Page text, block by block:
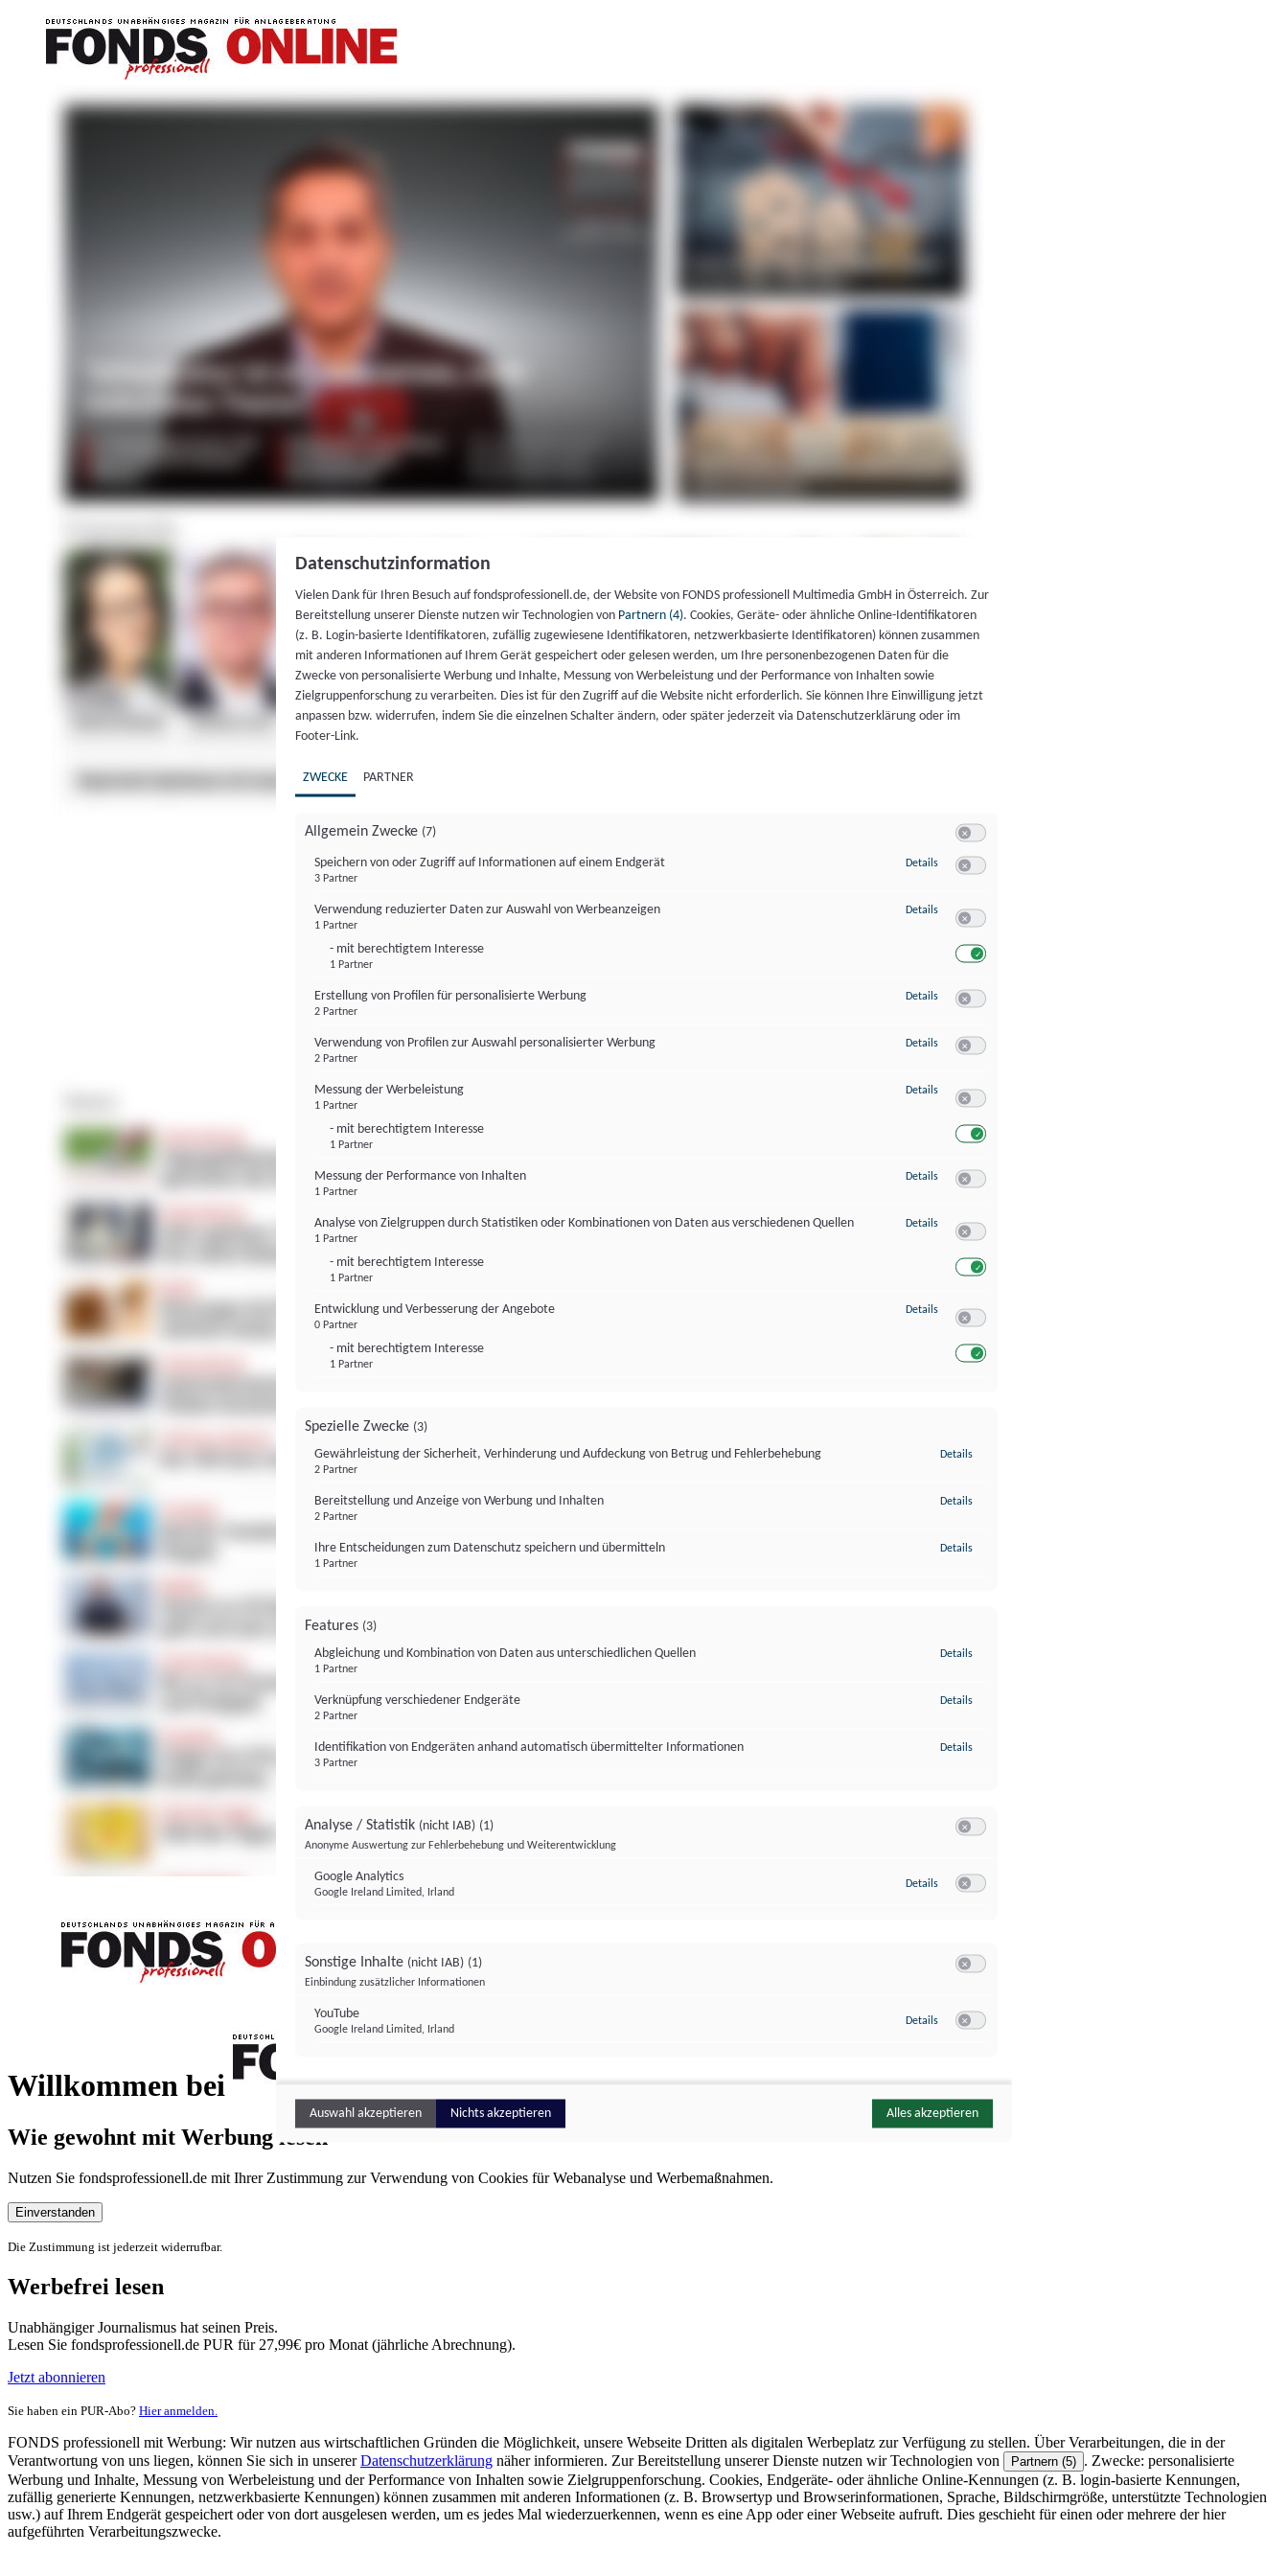
Willkommen bei
FONDS professionell
Wie gewohnt mit Werbung lesen
Nutzen Sie fondsprofessionell.de mit Ihrer Zustimmung zur Verwendung von Cookies für Webanalyse und Werbemaßnahmen.
Einverstanden
Die Zustimmung ist jederzeit widerrufbar.
Werbefrei lesen
Unabhängiger Journalismus hat seinen Preis.
Lesen Sie fondsprofessionell.de PUR für 27,99€ pro Monat (jährliche Abrechnung).
Jetzt abonnieren
Sie haben ein PUR-Abo? Hier anmelden.
FONDS professionell mit Werbung: Wir nutzen aus wirtschaftlichen Gründen die Möglichkeit, unsere Webseite Dritten als digitalen Werbeplatz zur Verfügung zu stellen. Über Verarbeitungen, die in der
Verantwortung von uns liegen, können Sie sich in unsererDatenschutzerklärung näher informieren. Zur Bereitstellung unserer Dienste nutzen wir Technologien von Partnern (5) . Zwecke: personalisierte
Werbung und Inhalte, Messung von Werbeleistung und der Performance von Inhalten sowie Zielgruppenforschung. Cookies, Endgeräte- oder ähnliche Online-Kennungen (z. B. login-basierte Kennungen,
zufällig generierte Kennungen, netzwerkbasierte Kennungen) können zusammen mit anderen Informationen (z. B. Browsertyp und Browserinformationen, Sprache, Bildschirmgröße, unterstützte Technologien
usw.) auf Ihrem Endgerät gespeichert oder von dort ausgelesen werden, um es jedes Mal wiederzuerkennen, wenn es eine App oder einer Webseite aufruft. Dies geschieht für einen oder mehrere der hier
aufgeführten Verarbeitungszwecke.
Datenschutzinformation
Vielen Dank für Ihren Besuch auf fondsprofessionell.de, der Website von FONDS professionell Multimedia GmbH in Österreich. Zur
Bereitstellung unserer Dienste nutzen wir Technologien von Partnern (4). Cookies, Geräte- oder ähnliche Online-Identifikatoren
(z. B. Login-basierte Identifikatoren, zufällig zugewiesene Identifikatoren, netzwerkbasierte Identifikatoren) können zusammen
mit anderen Informationen auf Ihrem Gerät gespeichert oder gelesen werden, um Ihre personenbezogenen Daten für die
Zwecke von personalisierte Werbung und Inhalte, Messung von Werbeleistung und der Performance von Inhalten sowie
Zielgruppenforschung zu verarbeiten. Dies ist für den Zugriff auf die Website nicht erforderlich. Sie können Ihre Einwilligung jetzt
anpassen bzw. widerrufen, indem Sie die einzelnen Schalter ändern, oder später jederzeit via Datenschutzerklärung oder im
Footer-Link.
ZWECKE PARTNER
Allgemein Zwecke (7)
Speichern von oder Zugriff auf Informationen auf einem Endgerät
3 Partner
Details zu Speichern von oder Zugriff auf Informationen auf einem Endgerät
Verwendung reduzierter Daten zur Auswahl von Werbeanzeigen
1 Partner
- mit berechtigtem Interesse
1 Partner
Details zu Verwendung reduzierter Daten zur Auswahl von Werbeanzeigen
Erstellung von Profilen für personalisierte Werbung
2 Partner
Details zu Erstellung von Profilen für personalisierte Werbung
Verwendung von Profilen zur Auswahl personalisierter Werbung
2 Partner
Details zu Verwendung von Profilen zur Auswahl personalisierter Werbung
Messung der Werbeleistung
1 Partner
- mit berechtigtem Interesse
1 Partner
Details zu Messung der Werbeleistung
Messung der Performance von Inhalten
1 Partner
Details zu Messung der Performance von Inhalten
Analyse von Zielgruppen durch Statistiken oder Kombinationen von Daten aus verschiedenen Quellen
1 Partner
- mit berechtigtem Interesse
1 Partner
Details zu Analyse von Zielgruppen durch Statistiken oder Kombinationen von
Entwicklung und Verbesserung der Angebote
0 Partner
- mit berechtigtem Interesse
1 Partner
Details zu Entwicklung und Verbesserung der Angebote
Spezielle Zwecke (3)
Gewährleistung der Sicherheit, Verhinderung und Aufdeckung von Betrug und Fehlerbehebung
2 Partner
Details
Bereitstellung und Anzeige von Werbung und Inhalten
2 Partner
Details
Ihre Entscheidungen zum Datenschutz speichern und übermitteln
1 Partner
Details
Features (3)
Abgleichung und Kombination von Daten aus unterschiedlichen Quellen
1 Partner
Details
Verknüpfung verschiedener Endgeräte
2 Partner
Details
Identifikation von Endgeräten anhand automatisch übermittelter Informationen
3 Partner
Details
Analyse / Statistik (nicht IAB) (1)
Anonyme Auswertung zur Fehlerbehebung und Weiterentwicklung
Google Analytics
Google Ireland Limited, Irland
Details zu Google Analytics
Sonstige Inhalte (nicht IAB) (1)
Einbindung zusätzlicher Informationen
YouTube
Google Ireland Limited, Irland
Details zu YouTube
Auswahl akzeptieren Nichts akzeptieren Alles akzeptieren